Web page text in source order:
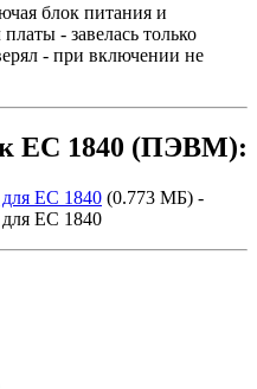
блок питания и
- завелась только
- при включении не
к ЕС 1840 (ПЭВМ):
для ЕС 1840 (0.773 МБ) -
для ЕС 1840